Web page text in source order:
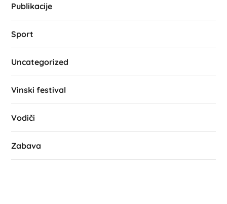
Publikacije
Sport
Uncategorized
Vinski festival
Vodiči
Zabava